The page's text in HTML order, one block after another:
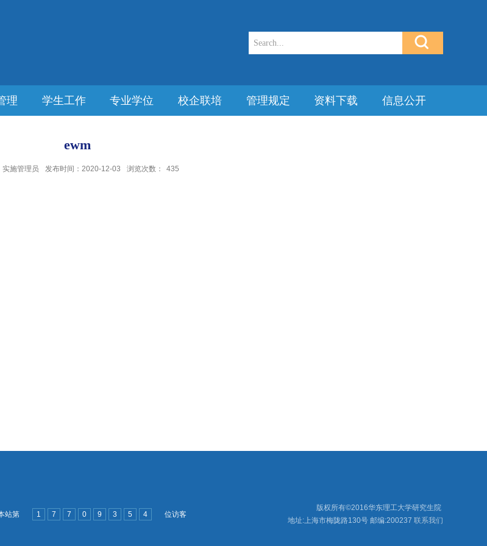
理 学生工作 专业学位 校企联培 管理规定 资料下载 信息公开
ewm
实施管理员 发布时间：2020-12-03 浏览次数： 435
站第 1 7 7 0 9 3 5 4 位访客
版权所有©2016华东理工大学研究生院
地址:上海市梅陇路130号 邮编:200237 联系我们